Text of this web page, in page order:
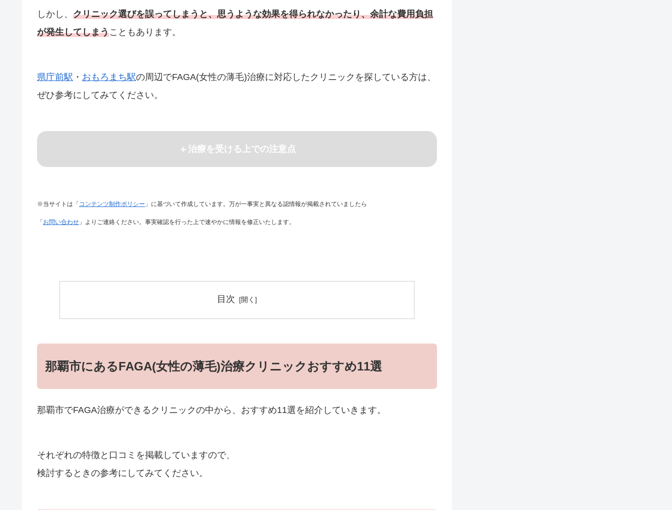
しかし、 クリニック選びを誤ってしまうと、思うような効果を得られなかったり、余計な費用負担
が発生してしまうこともあります。
県庁前駅 ・ おもろまち駅の周辺でFAGA(女性の薄毛)治療に対応したクリニックを探している方は、
ぜひ参考にしてみてください。
治療を受ける上での注意点
※当サイトは「コンテンツ制作ポリシー 」に基づいて作成しています。万が一事実と異なる認情報が掲載されていましたら
「お問い合わせ 」よりご連絡ください。事実確認を行った上で速やかに情報を修正いたします。
目次
那覇市にあるFAGA(女性の薄毛)治療クリニックおすすめ11選
那覇市でFAGA治療ができるクリニックの中から、おすすめ11選を紹介していきます。
それぞれの特徴と口コミを掲載していますので、
検討するときの参考にしてみてください。